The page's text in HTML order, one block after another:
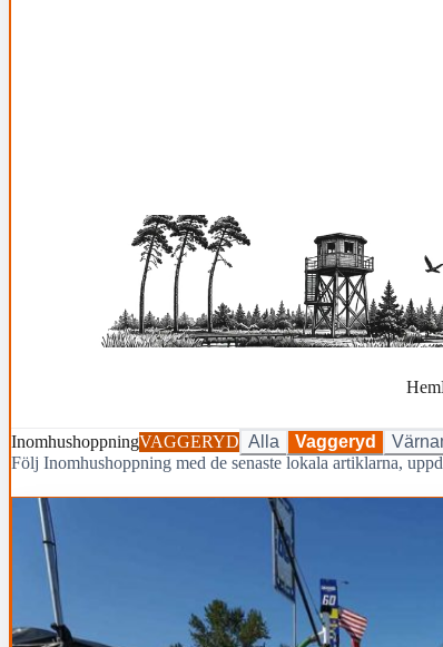
Hem
InomhushoppningVAGGERYD Alla Vaggeryd
Följ Inomhushoppning med de senaste lokala artiklarna,